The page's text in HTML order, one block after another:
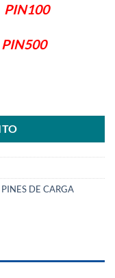
PIN100
PIN500
PINES DE CARGA